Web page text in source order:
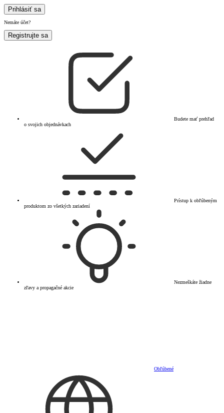
Prihlásiť sa
Nemáte účet?
Registrujte sa
Budete mať prehľad
o svojich objednávkach
Prístup k obľúbeným
produktom zo všetkých zariadení
Nezmeškáte žiadne
zľavy a propagačné akcie
Obľúbené